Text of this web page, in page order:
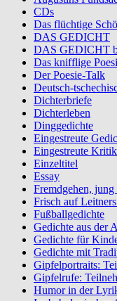
CDs
Das flüchtige
DAS GEDICHT
DAS GEDICHT
Das knifflige
Der Poesie-Talk
Deutsch-
Dichterbriefe
Dichterleben
Dinggedichte
Eingestreute
Eingestreute Kritik
Einzeltitel
Essay
Fremdgehen, jung
Frisch auf
Fußballgedichte
Gedichte aus der
Gedichte für
Gedichte mit
Gipfelportraits:
Gipfelrufe:
Humor in der